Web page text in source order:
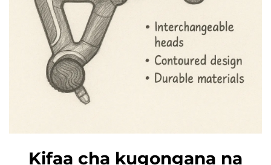
Kifaa cha kugongana na